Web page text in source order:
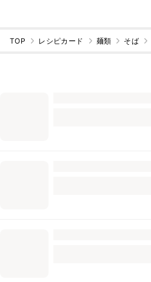
TOP レシピカード 麺類 そば